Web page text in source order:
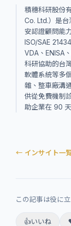
積穗科研股份
Co. Ltd.）是
安認證顧問能
ISO/SAE
VDA、ENISA
科研協助的台
軟體系統等多
雜、整車廠溝
供從免費機制
助企業在 90
← インサイト一
この記事は役に
👍いいね